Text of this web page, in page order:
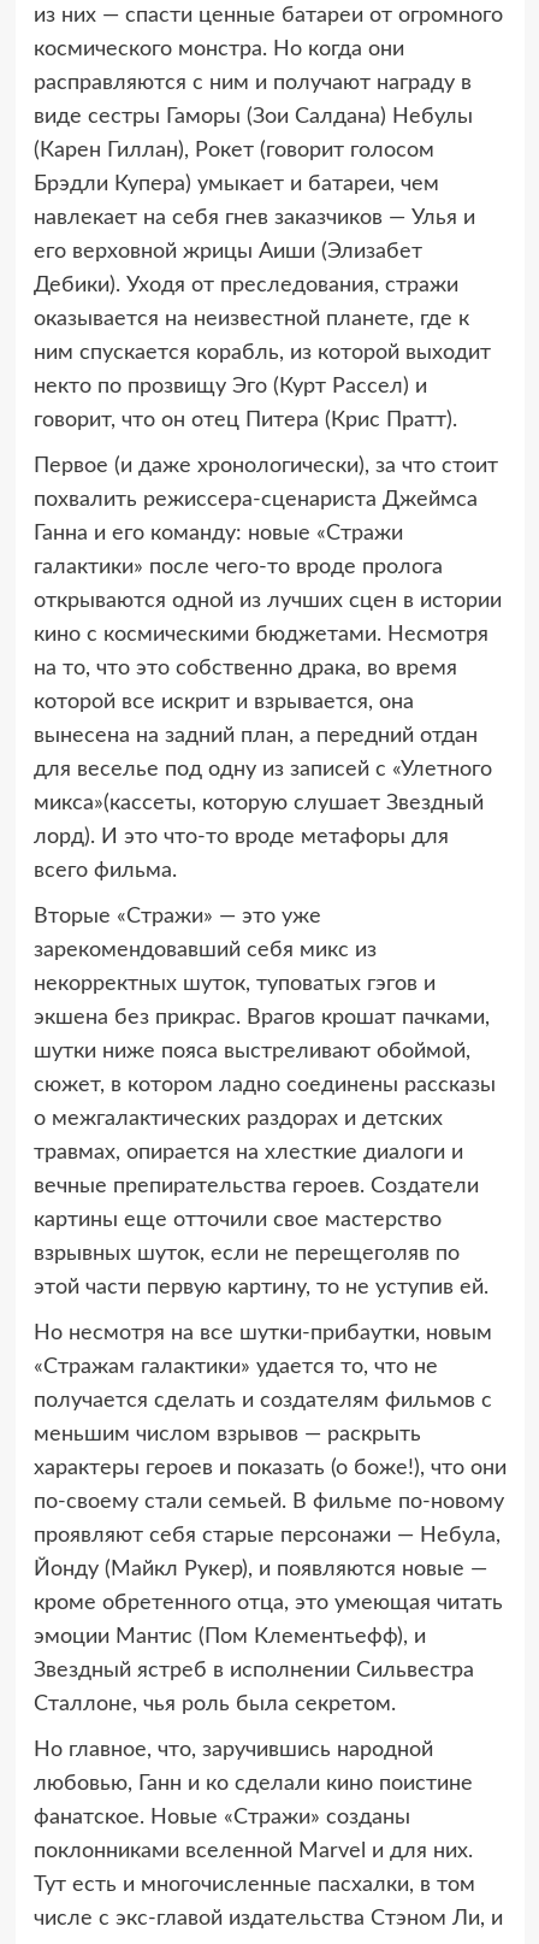
из них — спасти ценные батареи от огромного
космического монстра. Но когда они
расправляются с ним и получают награду в
виде сестры Гаморы (Зои Салдана) Небулы
(Карен Гиллан), Рокет (говорит голосом
Брэдли Купера) умыкает и батареи, чем
навлекает на себя гнев заказчиков — Улья и
его верховной жрицы Аиши (Элизабет
Дебики). Уходя от преследования, стражи
оказывается на неизвестной планете, где к
ним спускается корабль, из которой выходит
некто по прозвищу Эго (Курт Рассел) и
говорит, что он отец Питера (Крис Пратт).
Первое (и даже хронологически), за что стоит
похвалить режиссера-сценариста Джеймса
Ганна и его команду: новые «Стражи
галактики» после чего-то вроде пролога
открываются одной из лучших сцен в истории
кино с космическими бюджетами. Несмотря
на то, что это собственно драка, во время
которой все искрит и взрывается, она
вынесена на задний план, а передний отдан
для веселье под одну из записей с «Улетного
микса»(кассеты, которую слушает Звездный
лорд). И это что-то вроде метафоры для
всего фильма.
Вторые «Стражи» — это уже
зарекомендовавший себя микс из
некорректных шуток, туповатых гэгов и
экшена без прикрас. Врагов крошат пачками,
шутки ниже пояса выстреливают обоймой,
сюжет, в котором ладно соединены рассказы
о межгалактических раздорах и детских
травмах, опирается на хлесткие диалоги и
вечные препирательства героев. Создатели
картины еще отточили свое мастерство
взрывных шуток, если не перещеголяв по
этой части первую картину, то не уступив ей.
Но несмотря на все шутки-прибаутки, новым
«Стражам галактики» удается то, что не
получается сделать и создателям фильмов с
меньшим числом взрывов — раскрыть
характеры героев и показать (о боже!), что они
по-своему стали семьей. В фильме по-новому
проявляют себя старые персонажи — Небула,
Йонду (Майкл Рукер), и появляются новые —
кроме обретенного отца, это умеющая читать
эмоции Мантис (Пом Клементьефф), и
Звездный ястреб в исполнении Сильвестра
Сталлоне, чья роль была секретом.
Но главное, что, заручившись народной
любовью, Ганн и ко сделали кино поистине
фанатское. Новые «Стражи» созданы
поклонниками вселенной Marvel и для них.
Тут есть и многочисленные пасхалки, в том
числе с экс-главой издательства Стэном Ли, и